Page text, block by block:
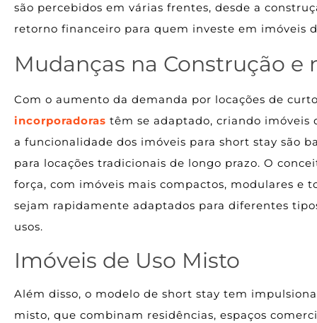
são percebidos em várias frentes, desde a
retorno financeiro para quem investe em imóveis
Mudanças na Construção e
Com o aumento da demanda por locações de
incorporadoras têm se adaptado, criando imóveis
a funcionalidade dos imóveis para short stay são
para locações tradicionais de longo prazo. O
força, com imóveis mais compactos, modulares e
sejam rapidamente adaptados para diferentes
usos.
Imóveis de Uso Misto
Além disso, o modelo de short stay tem
misto, que combinam residências, espaços